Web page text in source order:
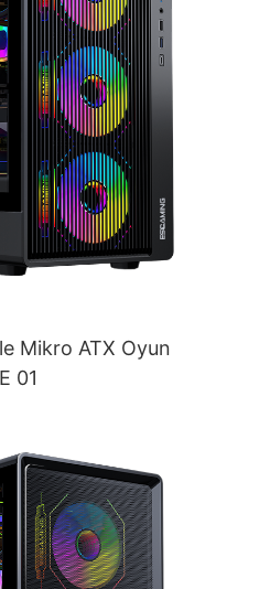
Mikro ATX Oyun
01